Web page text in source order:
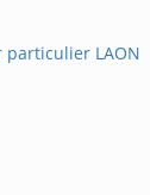
LAON